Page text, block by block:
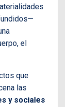
el
que
las
y sociales